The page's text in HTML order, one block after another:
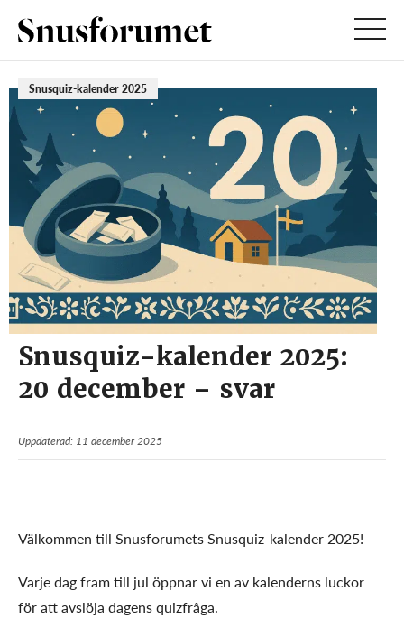
Snusquiz-kalender 2025
Snusquiz-kalender 2025:
20 december – svar
Uppdaterad: 11 december 2025
Välkommen till Snusforumets Snusquiz-kalender 2025!
Varje dag fram till jul öppnar vi en av kalenderns luckor
för att avslöja dagens quizfråga.